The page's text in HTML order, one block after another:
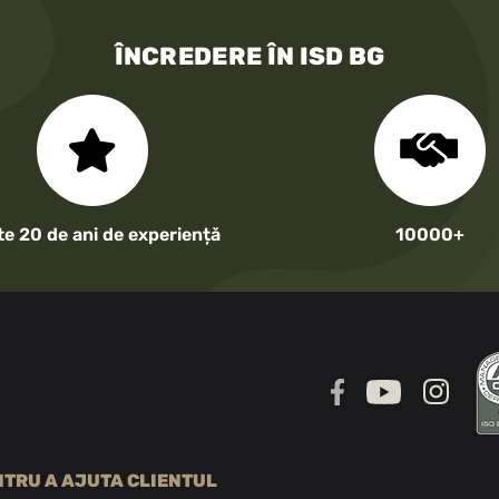
ÎNCREDERE ÎN ISD BG
20 de ani de experiență 10000+
A AJUTA CLIENTUL